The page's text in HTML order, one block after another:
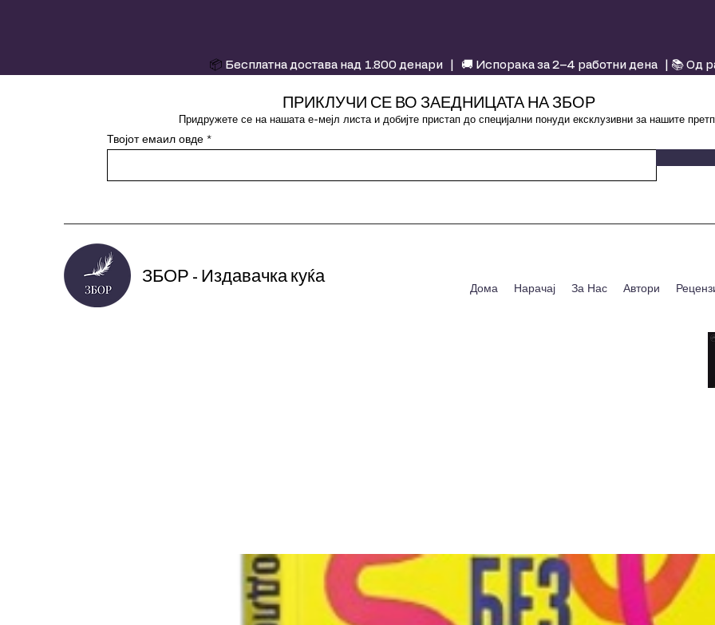
📦 Бесплатна достава над 1.800 денари | 🚚 Испорака за 2–4 работни дена | 📚 Од
ПРИКЛУЧИ СЕ ВО ЗАЕДНИЦАТА НА ЗБОР
Придружете се на нашата е-мејл листа и добијте пристап до специјални понуди ексклузивни за нашите
Твојот емаил овде
ЗБОР - Издавачка куќа
Дома Нарачај За Нас Автори